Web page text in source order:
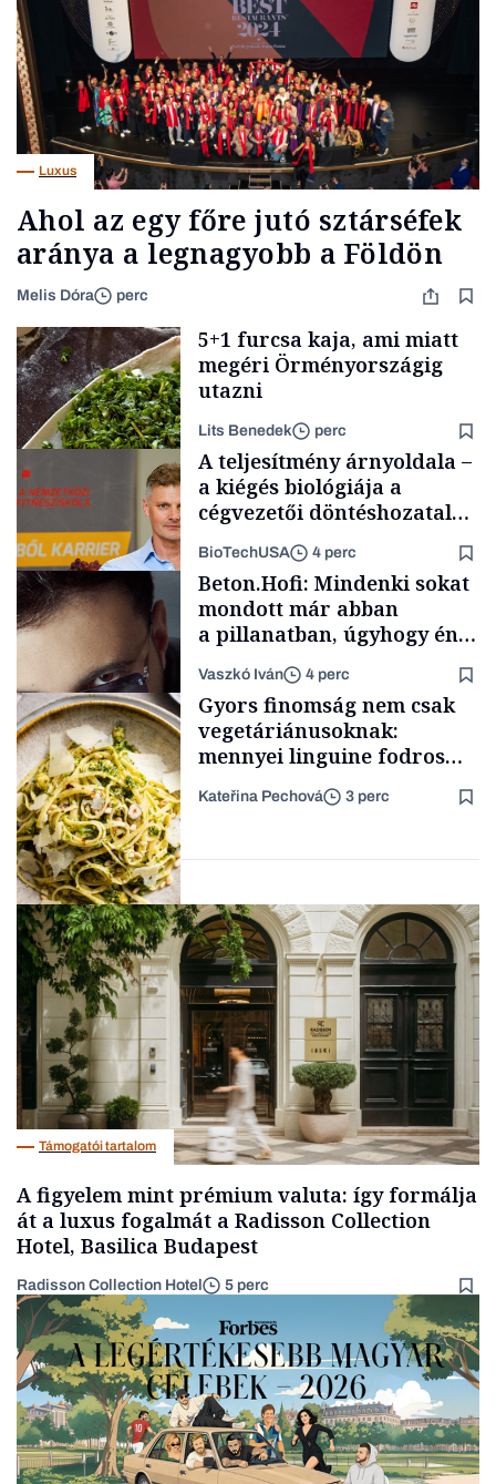
Luxus
Ahol az egy főre jutó sztárséfek
aránya a legnagyobb a Földön
Melis Dóra perc
FINOM
5+1 furcsa kaja, ami miatt
megéri Örményországig
utazni
Lits Benedek perc
Content Lab HUB
A teljesítmény árnyoldala –
a kiégés biológiája a
cégvezetői döntéshozatal
BioTechUSA 4 perc
Forbes-sztori
Beton.Hofi: Mindenki sokat
mondott már abban
a pillanatban, úgyhogy én
gondolataimat akartam
kimondani
Vaszkó Iván 4 perc
FINOM
Gyors finomság nem csak
vegetáriánusoknak:
mennyei linguine fodros
magvakkal
Kateřina Pechová 3 perc
Támogatói tartalom
A figyelem mint prémium valuta: így formálja
át a luxus fogalmát a Radisson Collection
Hotel, Basilica Budapest
Radisson Collection Hotel 5 perc